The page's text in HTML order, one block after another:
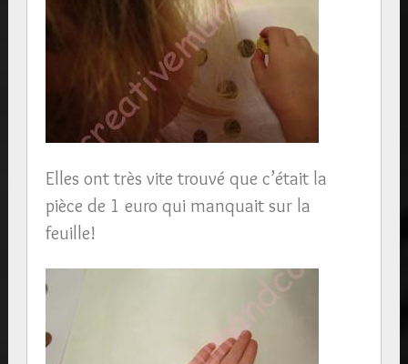
Elles ont très vite trouvé que c’était la
pièce de 1 euro qui manquait sur la
feuille!